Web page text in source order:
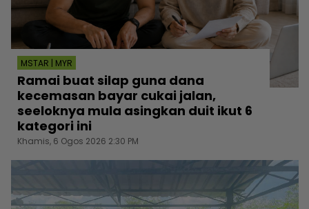
MSTAR | MYR
Ramai buat silap guna dana
kecemasan bayar cukai jalan,
seeloknya mula asingkan duit ikut 6
kategori ini
Khamis, 6 Ogos 2026 2:30 PM